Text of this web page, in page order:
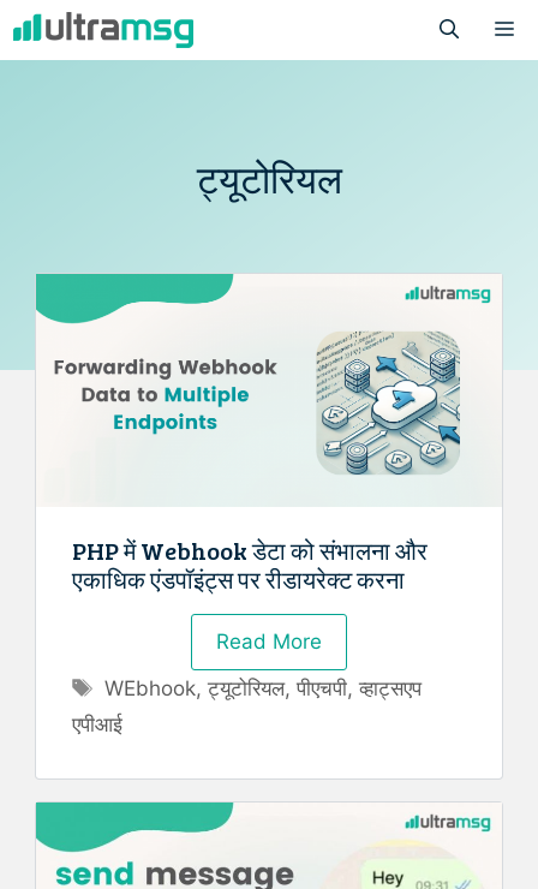
Skip
to
ट्यूटोरियल
PHP में Webhook डेटा को संभालना और
एकाधिक एंडपॉइंट्स पर रीडायरेक्ट करना
Read More
Tags
WEbhook,ट्यूटोरियल,पीएचपी,व्हाट्सएप
एपीआई